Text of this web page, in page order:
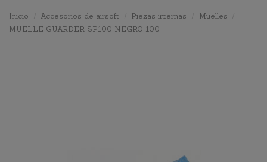
Inicio Accesorios de airsoft Piezas internas
Muelles
MUELLE GUARDER SP100 NEGRO 100